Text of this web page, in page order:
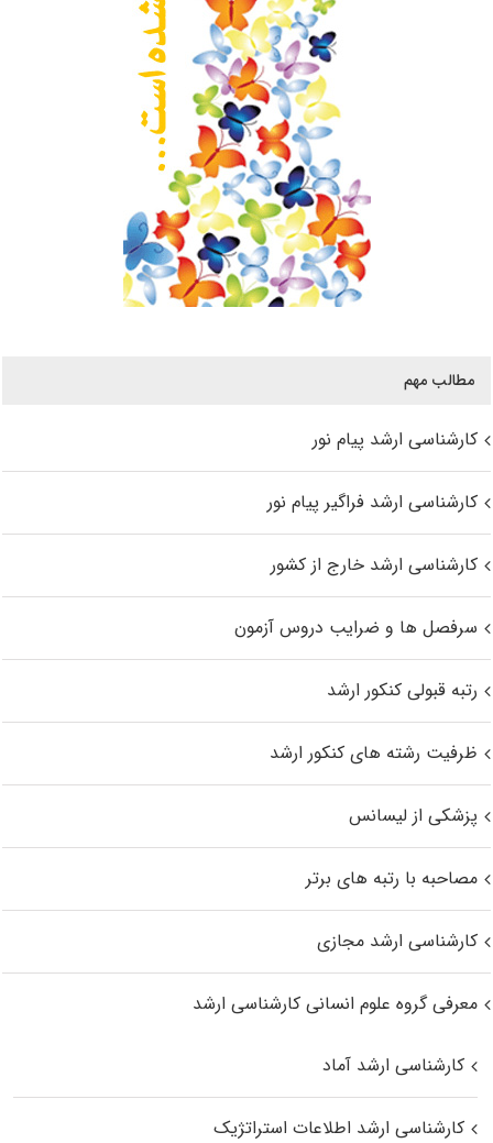
مطالب مهم
کارشناسی ارشد پیام نور
کارشناسی ارشد فراگیر پیام نور
کارشناسی ارشد خارج از کشور
سرفصل ها و ضرایب دروس آزمون
رتبه قبولی کنکور ارشد
ظرفیت رشته های کنکور ارشد
پزشکی از لیسانس
مصاحبه با رتبه های برتر
کارشناسی ارشد مجازی
معرفی گروه علوم انسانی کارشناسی ارشد
کارشناسی ارشد آماد
کارشناسی ارشد اطلاعات استراتژیک